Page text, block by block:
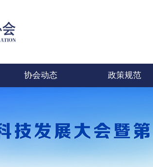
协会动态 政策规范